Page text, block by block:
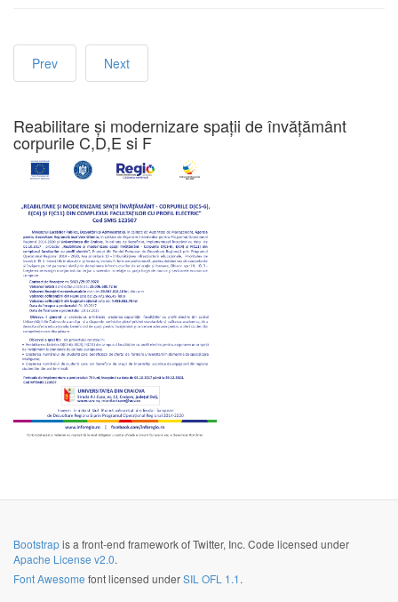
Prev Next
Reabilitare și modernizare spații de învățământ
corpurile C,D,E si F
Bootstrapis a front-end framework of Twitter, Inc. Code licensed under
Apache License v2.0.
Font Awesome font licensed underSIL OFL 1.1.